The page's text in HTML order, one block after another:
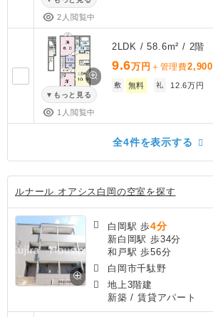
2人閲覧中
もっと見る
1人閲覧中
2LDK / 58.6m² / 2階
9.6万円 ＋管理費2,900
敷 無料 礼 12.6万円
全4件を表示する
ルナール オアシス白岡の空室を探す
白岡駅 歩4分
新白岡駅 歩34分
和戸駅 歩56分
白岡市千駄野
地上3階建
新築 / 賃貸アパート